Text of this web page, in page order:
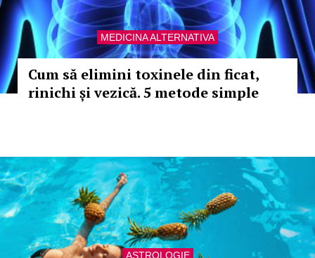
MEDICINA ALTERNATIVA
Cum să elimini toxinele din ficat,
rinichi și vezică. 5 metode simple
ASTROLOGIE